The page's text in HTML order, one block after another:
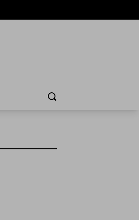
Cerca